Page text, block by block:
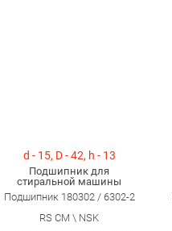
d - 15, D - 42, h - 13
Подшипник для
стиральной машины
Подшипник 180302 / 6302-2
RS CM \ NSK